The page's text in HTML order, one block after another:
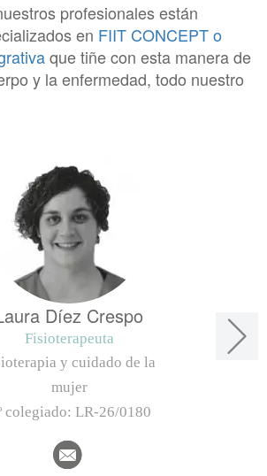
profesionales están
en FIIT CONCEPT o
que tiñe con esta manera de
y la enfermedad, todo nuestro
Díez Crespo
Fisioterapeuta
y cuidado de la
mujer
colegiado: LR-26/0180